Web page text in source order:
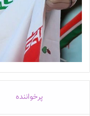
پرخواننده